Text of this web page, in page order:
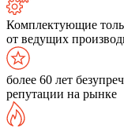
Комплектующие
от ведущих
более 60 лет
репутации на рынке